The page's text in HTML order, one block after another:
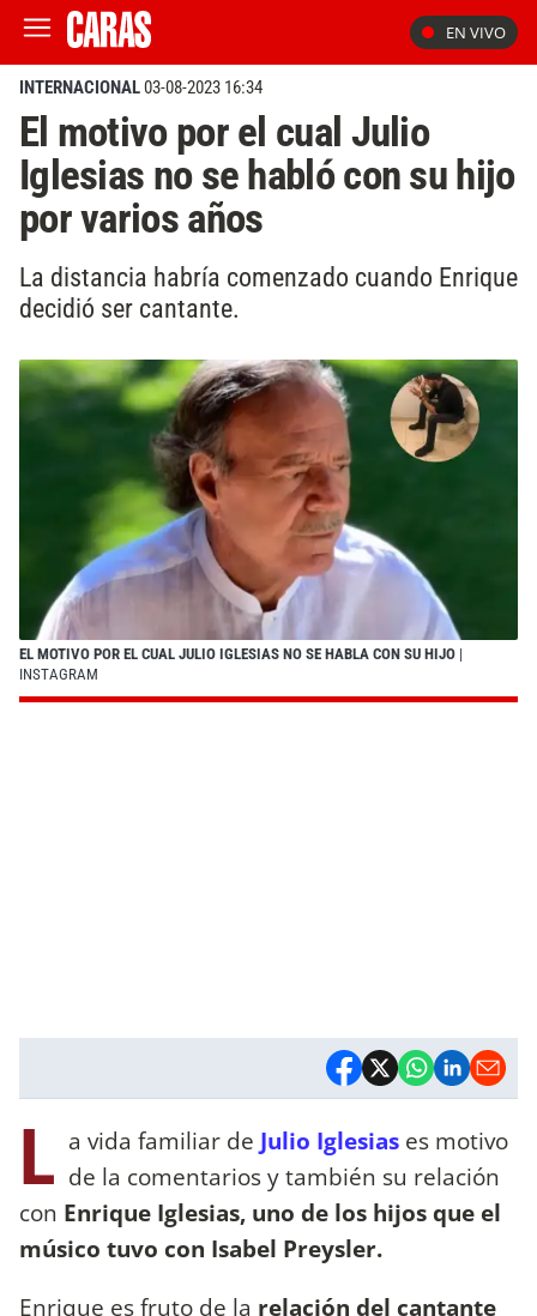
EN VIVO
INTERNACIONAL03-08-2023 16:34
El motivo por el cual Julio
Iglesias no se habló con su hijo
por varios años
La distancia habría comenzado cuando Enrique
decidió ser cantante.
EL MOTIVO POR EL CUAL JULIO IGLESIAS NO SE HABLA CON SU HIJO |
INSTAGRAM
L a vida familiar de Julio Iglesias es motivo
de la comentarios y también su relación
con Enrique Iglesias, uno de los hijos que el
músico tuvo con Isabel Preysler.
Enrique es fruto de la relación del cantante